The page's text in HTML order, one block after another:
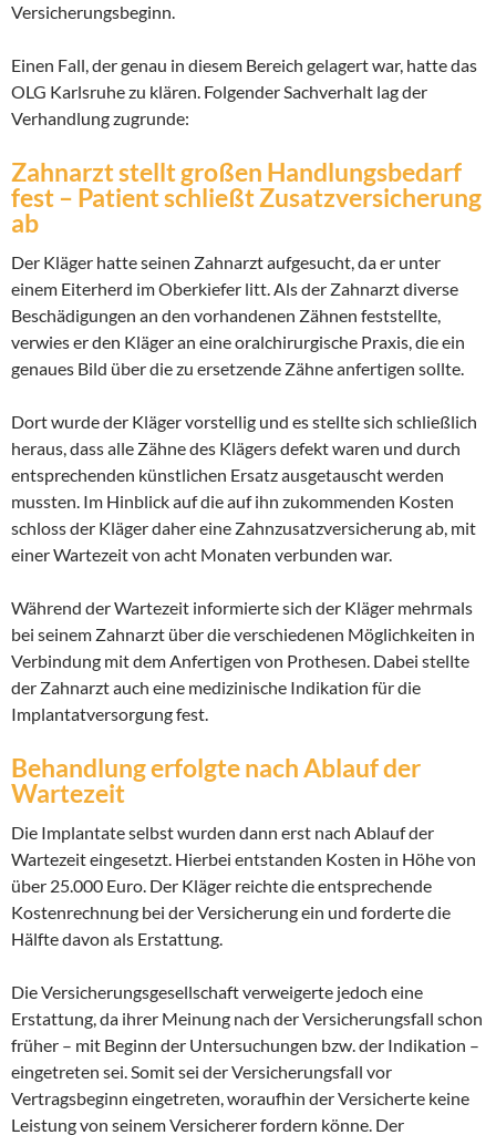
Versicherungsbeginn.
Einen Fall, der genau in diesem Bereich gelagert war, hatte das
OLG Karlsruhe zu klären. Folgender Sachverhalt lag der
Verhandlung zugrunde:
Zahnarzt stellt großen Handlungsbedarf
fest – Patient schließt Zusatzversicherung
ab
Der Kläger hatte seinen Zahnarzt aufgesucht, da er unter
einem Eiterherd im Oberkiefer litt. Als der Zahnarzt diverse
Beschädigungen an den vorhandenen Zähnen feststellte,
verwies er den Kläger an eine oralchirurgische Praxis, die ein
genaues Bild über die zu ersetzende Zähne anfertigen sollte.
Dort wurde der Kläger vorstellig und es stellte sich schließlich
heraus, dass alle Zähne des Klägers defekt waren und durch
entsprechenden künstlichen Ersatz ausgetauscht werden
mussten. Im Hinblick auf die auf ihn zukommenden Kosten
schloss der Kläger daher eine Zahnzusatzversicherung ab, mit
einer Wartezeit von acht Monaten verbunden war.
Während der Wartezeit informierte sich der Kläger mehrmals
bei seinem Zahnarzt über die verschiedenen Möglichkeiten in
Verbindung mit dem Anfertigen von Prothesen. Dabei stellte
der Zahnarzt auch eine medizinische Indikation für die
Implantatversorgung fest.
Behandlung erfolgte nach Ablauf der
Wartezeit
Die Implantate selbst wurden dann erst nach Ablauf der
Wartezeit eingesetzt. Hierbei entstanden Kosten in Höhe von
über 25.000 Euro. Der Kläger reichte die entsprechende
Kostenrechnung bei der Versicherung ein und forderte die
Hälfte davon als Erstattung.
Die Versicherungsgesellschaft verweigerte jedoch eine
Erstattung, da ihrer Meinung nach der Versicherungsfall schon
früher – mit Beginn der Untersuchungen bzw. der Indikation –
eingetreten sei. Somit sei der Versicherungsfall vor
Vertragsbeginn eingetreten, woraufhin der Versicherte keine
Leistung von seinem Versicherer fordern könne. Der